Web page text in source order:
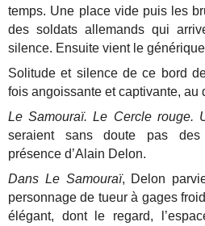
temps. Une place vide puis les
des soldats allemands qui
silence. Ensuite vient le
Solitude et silence de ce bord
fois angoissante et captivante, au
Le Samouraï. Le Cercle rouge.
seraient sans doute pas des
présence d’Alain Delon.
Dans Le Samouraï, Delon
personnage de tueur à gages
élégant, dont le regard,